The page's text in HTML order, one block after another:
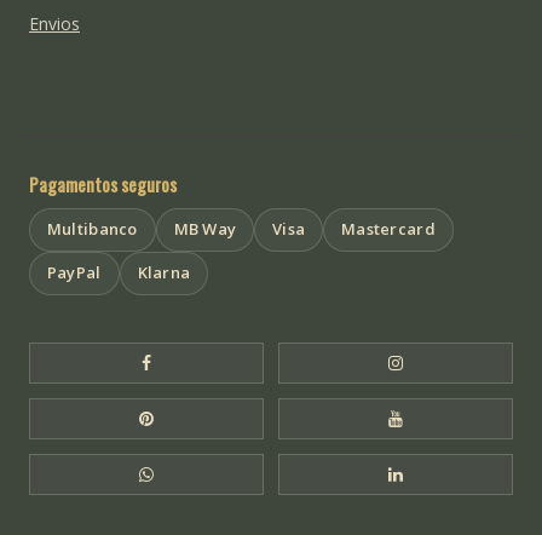
Envios
Pagamentos seguros
Multibanco MB Way Visa
Mastercard
PayPal
Klarna
Facebook Templo de Buda Instagram
Pinterest Templo de Buda YouTube Templo
WhatsApp Templo de Buda LinkedIn Templo